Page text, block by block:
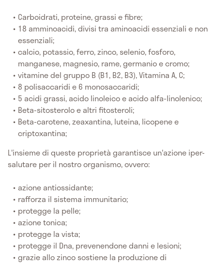
Carboidrati, proteine, grassi e fibre;
18 amminoacidi, divisi tra aminoacidi essenziali e non
essenziali;
calcio, potassio, ferro, zinco, selenio, fosforo,
manganese, magnesio, rame, germanio e cromo;
vitamine del gruppo B (B1, B2, B3), Vitamina A, C;
8 polisaccaridi e 6 monosaccaridi;
5 acidi grassi, acido linoleico e acido alfa-linolenico;
Beta-sitosterolo e altri fitosteroli;
Beta-carotene, zeaxantina, luteina, licopene e
criptoxantina;
L'insieme di queste proprietà garantisce un'azione iper-
salutare per il nostro organismo, ovvero:
azione antiossidante;
rafforza il sistema immunitario;
protegge la pelle;
azione tonica;
protegge la vista;
protegge il Dna, prevenendone danni e lesioni;
grazie allo zinco sostiene la produzione di